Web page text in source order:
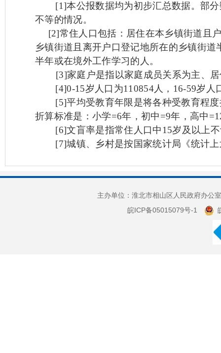
[1]本公报数据均为初步汇总数据。部
不等的情况。
[2]常住人口包括：居住在本乡镇街道且
乡镇街道且离开户口登记地所在的乡镇街
半年或在境外工作学习的人。
[3]家庭户是指以家庭成员关系为主、
[4]0-15岁人口为110854人， 16-59岁人
[5]平均受教育年限是将各种受教育程
折算标准是：小学=6年，初中=9年，高中
[6]文盲率是指常住人口中15岁及以上
[7]城镇、 乡村是按国家统计局《统计
主办单位：淮北市相山区人民政府办
皖ICP备05015079号-1